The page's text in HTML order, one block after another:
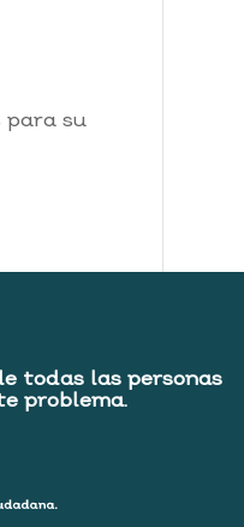
para su
todas las personas
problema.